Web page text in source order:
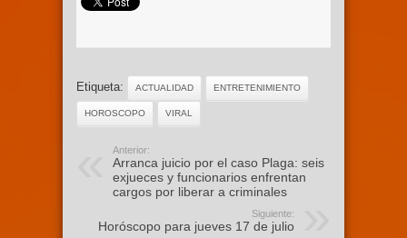
Etiqueta: ACTUALIDAD ENTRETENIMIENTO
HOROSCOPO VIRAL
Anterior:
Arranca juicio por el caso Plaga: seis
exjueces y funcionarios enfrentan
cargos por liberar a criminales
Siguiente:
Horóscopo para jueves 17 de julio